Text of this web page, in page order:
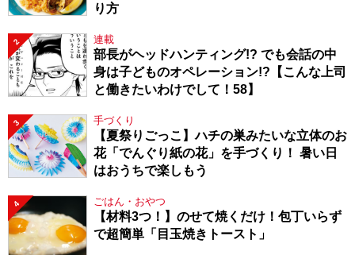
り方
2 連載
部長がヘッドハンティング!? でも会話の中
身は子どものオペレーション!?【こんな上司
と働きたいわけでして！58】
3 手づくり
【夏祭りごっこ】ハチの巣みたいな立体のお
花「でんぐり紙の花」を手づくり！ 暑い日
はおうちで楽しもう
4 ごはん・おやつ
【材料3つ！】のせて焼くだけ！包丁いらず
で超簡単「目玉焼きトースト」